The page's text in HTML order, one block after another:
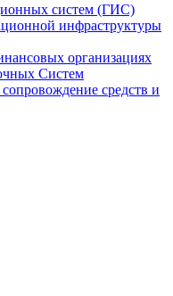
систем (ГИС)
инфраструктуры
организациях
Систем
средств и